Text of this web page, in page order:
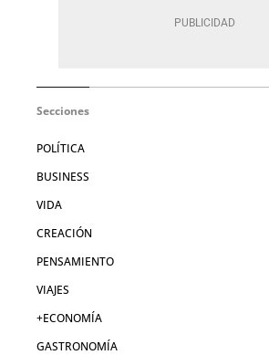
Secciones
POLÍTICA
BUSINESS
VIDA
CREACIÓN
PENSAMIENTO
VIAJES
+ECONOMÍA
GASTRONOMÍA